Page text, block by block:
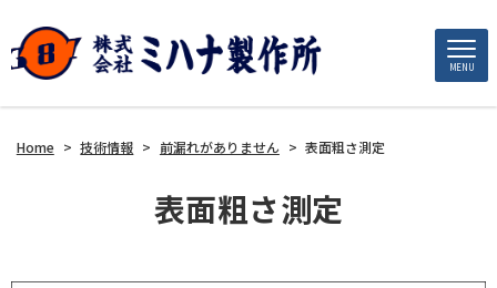
MENU
Home > 技術情報 > 前漏れがありません > 表面粗さ測定
表面粗さ測定